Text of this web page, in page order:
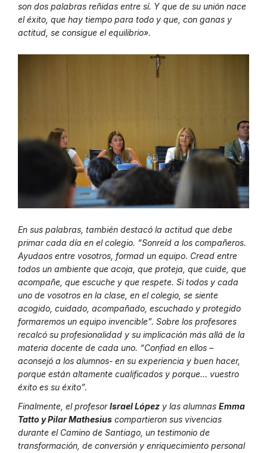
son dos palabras reñidas entre sí. Y que de su unión nace
el éxito, que hay tiempo para todo y que, con ganas y
actitud, se consigue el equilibrio».
En sus palabras, también destacó la actitud que debe
primar cada día en el colegio. “Sonreíd a los compañeros.
Ayudaos entre vosotros, formad un equipo. Cread entre
todos un ambiente que acoja, que proteja, que cuide, que
acompañe, que escuche y que respete. Si todos y cada
uno de vosotros en la clase, en el colegio, se siente
acogido, cuidado, acompañado, escuchado y protegido
formaremos un equipo invencible”. Sobre los profesores
recalcó su profesionalidad y su implicación más allá de la
materia docente de cada uno. “Confiad en ellos –
aconsejó a los alumnos- en su experiencia y buen hacer,
porque están altamente cualificados y porque… vuestro
éxito es su éxito”.
Finalmente, el profesorIsrael López y las alumnas Emma
Tatto y Pilar Mathesius compartieron sus vivencias
durante el Camino de Santiago, un testimonio de
transformación, de conversión y enriquecimiento personal